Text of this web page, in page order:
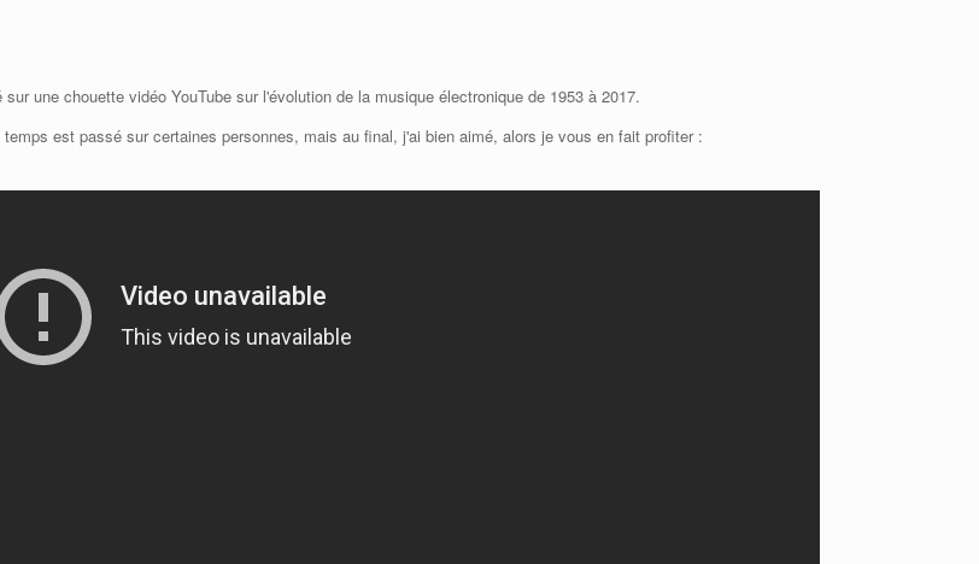
une chouette vidéo YouTube sur l'évolution de la musique électronique de 1953 à 2017.
est passé sur certaines personnes, mais au final, j'ai bien aimé, alors je vous en fait profiter :